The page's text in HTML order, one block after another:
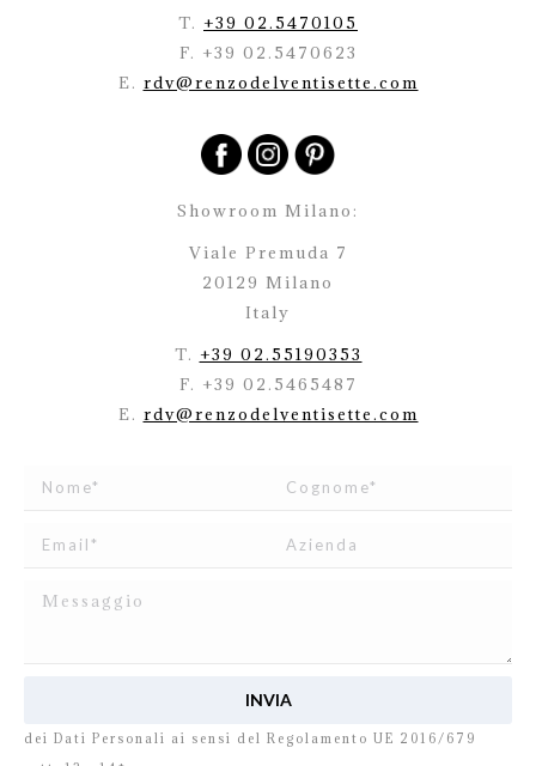
T. +39 02.5470105
F. +39 02.5470623
E. rdv@renzodelventisette.com
Showroom Milano:
Viale Premuda 7
20129 Milano
Italy
T. +39 02.55190353
F. +39 02.5465487
E. rdv@renzodelventisette.com
dei Dati Personali ai sensi del Regolamento UE 2016/679